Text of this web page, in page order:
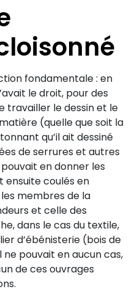
fondamentale : en
le droit, pour des
travailler le dessin et le
(quelle que soit la
qu’il ait dessiné
de serrures et autres
pouvait en donner les
ensuite coulés en
membres de la
et celle des
dans le cas du textile,
d’ébénisterie (bois de
pouvait en aucun cas,
de ces ouvrages